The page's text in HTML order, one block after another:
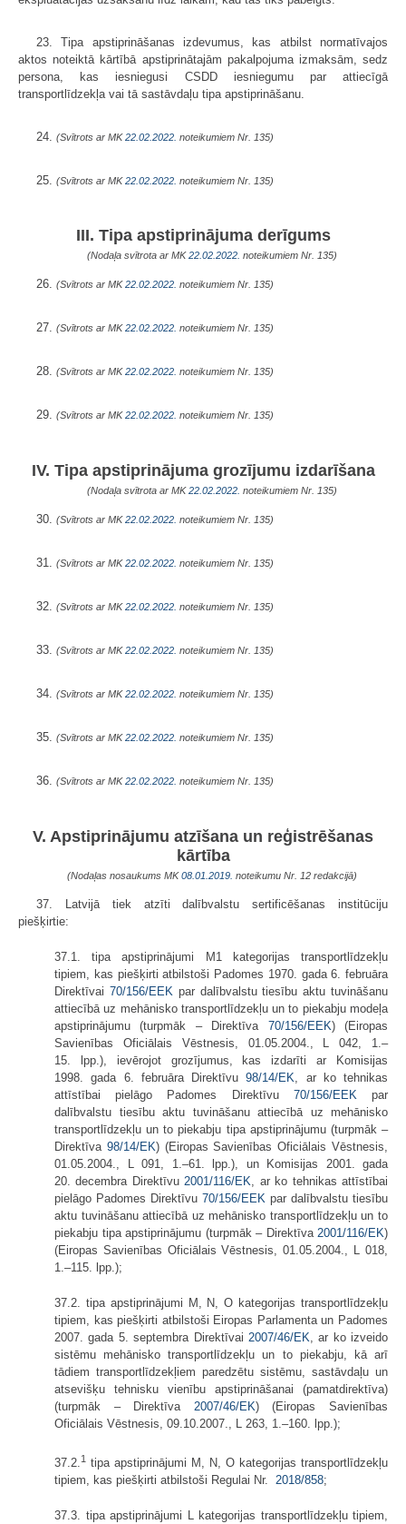
23. Tipa apstiprināšanas izdevumus, kas atbilst normatīvajos
aktos noteiktā kārtībā apstiprinātajām pakalpojuma izmaksām, sedz
persona, kas iesniegusi CSDD iesniegumu par attiecīgā
transportlīdzekļa vai tā sastāvdaļu tipa apstiprināšanu.
24. (Svītrots ar MK22.02.2022. noteikumiem Nr. 135)
25. (Svītrots ar MK22.02.2022. noteikumiem Nr. 135)
III. Tipa apstiprinājuma derīgums
(Nodaļa svītrota ar MK22.02.2022. noteikumiem Nr. 135)
26. (Svītrots ar MK22.02.2022. noteikumiem Nr. 135)
27. (Svītrots ar MK22.02.2022. noteikumiem Nr. 135)
28. (Svītrots ar MK22.02.2022. noteikumiem Nr. 135)
29. (Svītrots ar MK22.02.2022. noteikumiem Nr. 135)
IV. Tipa apstiprinājuma grozījumu izdarīšana
(Nodaļa svītrota ar MK22.02.2022. noteikumiem Nr. 135)
30. (Svītrots ar MK22.02.2022. noteikumiem Nr. 135)
31. (Svītrots ar MK22.02.2022. noteikumiem Nr. 135)
32. (Svītrots ar MK22.02.2022. noteikumiem Nr. 135)
33. (Svītrots ar MK22.02.2022. noteikumiem Nr. 135)
34. (Svītrots ar MK22.02.2022. noteikumiem Nr. 135)
35. (Svītrots ar MK22.02.2022. noteikumiem Nr. 135)
36. (Svītrots ar MK22.02.2022. noteikumiem Nr. 135)
V. Apstiprinājumu atzīšana un reģistrēšanas
kārtība
(Nodaļas nosaukums MK08.01.2019. noteikumu Nr. 12 redakcijā)
37. Latvijā tiek atzīti dalībvalstu sertificēšanas institūciju
piešķirtie:
37.1. tipa apstiprinājumi M1 kategorijas transportlīdzekļu
tipiem, kas piešķirti atbilstoši Padomes 1970. gada 6. februāra
Direktīvai 70/156/EEK par dalībvalstu tiesību aktu tuvināšanu
attiecībā uz mehānisko transportlīdzekļu un to piekabju modeļa
apstiprinājumu (turpmāk – Direktīva 70/156/EEK) (Eiropas
Savienības Oficiālais Vēstnesis, 01.05.2004., L 042, 1.–
15. lpp.), ievērojot grozījumus, kas izdarīti ar Komisijas
1998. gada 6. februāra Direktīvu98/14/EK , ar ko tehnikas
attīstībai pielāgo Padomes Direktīvu 70/156/EEK par
dalībvalstu tiesību aktu tuvināšanu attiecībā uz mehānisko
transportlīdzekļu un to piekabju tipa apstiprinājumu (turpmāk –
Direktīva 98/14/EK) (Eiropas Savienības Oficiālais Vēstnesis,
01.05.2004., L 091, 1.–61. lpp.), un Komisijas 2001. gada
20. decembra Direktīvu 2001/116/EK , ar ko tehnikas attīstībai
pielāgo Padomes Direktīvu 70/156/EEK par dalībvalstu tiesību
aktu tuvināšanu attiecībā uz mehānisko transportlīdzekļu un to
piekabju tipa apstiprinājumu (turpmāk – Direktīva 2001/116/EK)
(Eiropas Savienības Oficiālais Vēstnesis, 01.05.2004., L 018,
1.–115. lpp.);
37.2. tipa apstiprinājumi M, N, O kategorijas transportlīdzekļu
tipiem, kas piešķirti atbilstoši Eiropas Parlamenta un Padomes
2007. gada 5. septembra Direktīvai 2007/46/EK , ar ko izveido
sistēmu mehānisko transportlīdzekļu un to piekabju, kā arī
tādiem transportlīdzekļiem paredzētu sistēmu, sastāvdaļu un
atsevišķu tehnisku vienību apstiprināšanai (pamatdirektīva)
(turpmāk – Direktīva 2007/46/EK) (Eiropas Savienības
Oficiālais Vēstnesis, 09.10.2007., L 263, 1.–160. lpp.);
37.2. 1 tipa apstiprinājumi M, N, O kategorijas transportlīdzekļu
tipiem, kas piešķirti atbilstoši Regulai Nr. 2018/858;
37.3. tipa apstiprinājumi L kategorijas transportlīdzekļu tipiem,